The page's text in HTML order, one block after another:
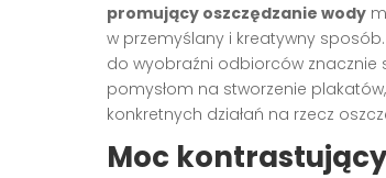
promujący oszczędzanie wody
w przemyślany i kreatywny
do wyobraźni odbiorców znacznie
pomysłom na stworzenie
konkretnych działań na rzecz
Moc